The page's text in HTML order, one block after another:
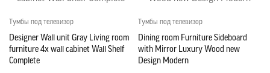
Тумбы под телевизор
Designer Wall unit Gray Living room
furniture 4x wall cabinet Wall Shelf
Complete
Тумбы под телевизор
Dining room Furniture Sideboard
with Mirror Luxury Wood new
Design Modern